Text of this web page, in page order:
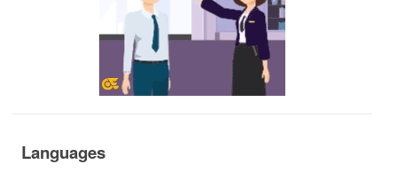
Languages